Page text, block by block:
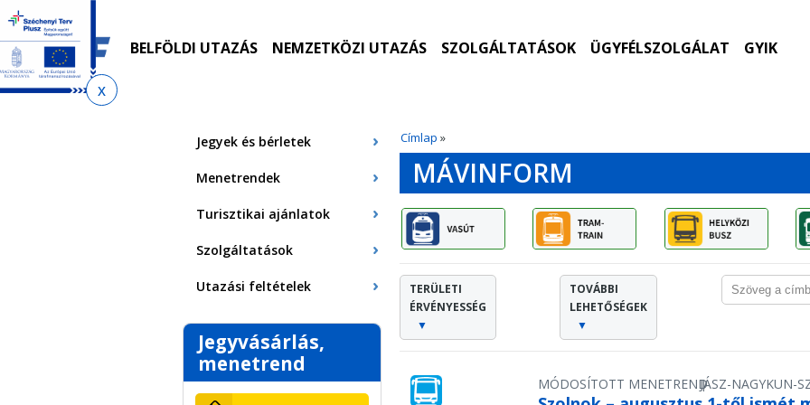
Ugrás
menetrendkeresőhöz
Ugrás
az
almenühöz
Ugrás
tartalomra
Ugrás
az
oldaltérképre
BELFÖLDI UTAZÁS NEMZETKÖZI UTAZÁS SZOLGÁLTATÁSOK ÜGYFÉLSZOLGÁLAT GYIK
Címlap »
Jegyek és bérletek
Menetrendek
Turisztikai ajánlatok
Szolgáltatások
Utazási feltételek
Jegyvásárlás,
menetrend
MÁVINFORM
TERÜLETI
ÉRVÉNYESSÉG
▼
TOVÁBBI
LEHETŐSÉGEK
▼
MÓDOSÍTOTT MENETREND
|
JÁSZ-NAGYKUN-